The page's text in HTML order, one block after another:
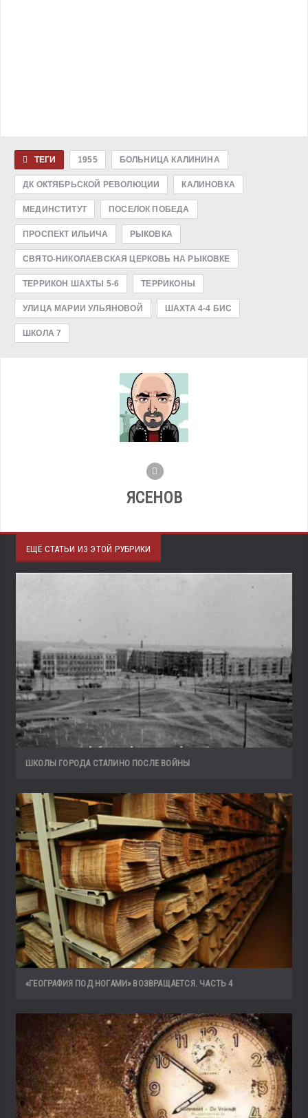
ТЕГИ 1955 БОЛЬНИЦА КАЛИНИНА
ДК ОКТЯБРЬСКОЙ РЕВОЛЮЦИИ КАЛИНОВКА
МЕДИНСТИТУТ ПОСЕЛОК ПОБЕДА
ПРОСПЕКТ ИЛЬИЧА РЫКОВКА
СВЯТО-НИКОЛАЕВСКАЯ ЦЕРКОВЬ НА РЫКОВКЕ
ТЕРРИКОН ШАХТЫ 5-6 ТЕРРИКОНЫ
УЛИЦА МАРИИ УЛЬЯНОВОЙ ШАХТА 4-4 БИС
ШКОЛА 7
ЯСЕНОВ
ЕЩЁ СТАТЬИ ИЗ ЭТОЙ РУБРИКИ
ШКОЛЫ ГОРОДА СТАЛИНО ПОСЛЕ ВОЙНЫ
«ГЕОГРАФИЯ ПОД НОГАМИ» ВОЗВРАЩАЕТСЯ. ЧАСТЬ 4